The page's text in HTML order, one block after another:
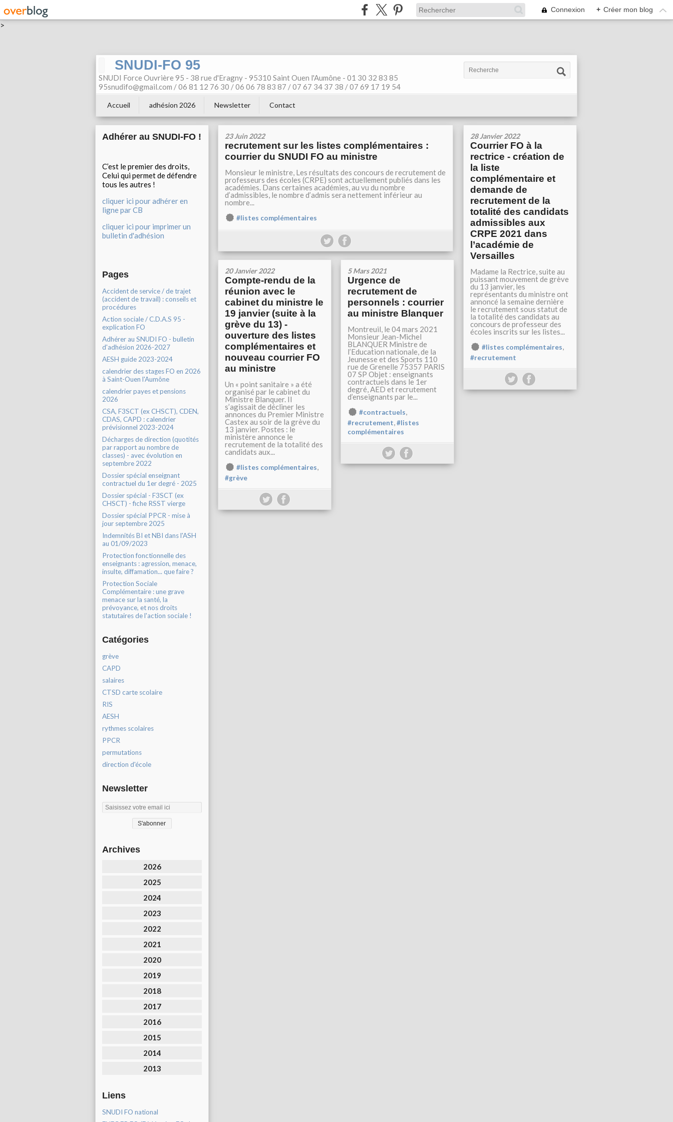
>
Connexion + Créer mon blog
SNUDI-FO 95
SNUDI Force Ouvrière 95 - 38 rue d'Eragny - 95310 Saint Ouen l'Aumône - 01 30 32 83 85
95snudifo@gmail.com / 06 81 12 76 30 / 06 06 78 83 87 / 07 67 34 37 38 / 07 69 17 19 54
Accueil adhésion 2026 Newsletter Contact
Adhérer au SNUDI-FO !
C’est le premier des droits,
Celui qui permet de défendre
tous les autres !
cliquer ici pour adhérer en
ligne par CB
cliquer ici pour imprimer un
bulletin d'adhésion
Pages
Accident de service / de trajet
(accident de travail) : conseils et
procédures
Action sociale / C.D.A.S 95 -
explication FO
Adhérer au SNUDI FO - bulletin
d'adhésion 2026-2027
AESH guide 2023-2024
calendrier des stages FO en 2026
à Saint-Ouen l'Aumône
calendrier payes et pensions
2026
CSA, F3SCT (ex CHSCT), CDEN,
CDAS, CAPD : calendrier
prévisionnel 2023-2024
Décharges de direction (quotités
par rapport au nombre de
classes) - avec évolution en
septembre 2022
Dossier spécial enseignant
contractuel du 1er degré - 2025
Dossier spécial - F3SCT (ex
CHSCT) - fiche RSST vierge
Dossier spécial PPCR - mise à
jour septembre 2025
Indemnités BI et NBI dans l'ASH
au 01/09/2023
Protection fonctionnelle des
enseignants : agression, menace,
insulte, diffamation... que faire ?
Protection Sociale
Complémentaire : une grave
menace sur la santé, la
prévoyance, et nos droits
statutaires de l'action sociale !
Catégories
grève
CAPD
salaires
CTSD carte scolaire
RIS
AESH
rythmes scolaires
PPCR
permutations
direction d'école
Newsletter
Archives
2026
2025
2024
2023
2022
2021
2020
2019
2018
2017
2016
2015
2014
2013
Liens
SNUDI FO national
23 Juin 2022
recrutement sur les listes complémentaires :
courrier du SNUDI FO au ministre
Monsieur le ministre, Les résultats des concours de recrutement de
professeurs des écoles (CRPE) sont actuellement publiés dans les
académies. Dans certaines académies, au vu du nombre
d’admissibles, le nombre d’admis sera nettement inférieur au
nombre...
#listes complémentaires
28 Janvier 2022
Courrier FO à la
rectrice - création de
la liste
complémentaire et
demande de
recrutement de la
totalité des candidats
admissibles aux
CRPE 2021 dans
l’académie de
Versailles
Madame la Rectrice, suite au
puissant mouvement de grève
du 13 janvier, les
représentants du ministre ont
annoncé la semaine dernière
le recrutement sous statut de
la totalité des candidats au
concours de professeur des
écoles inscrits sur les listes...
#listes complémentaires,
#recrutement
20 Janvier 2022
Compte-rendu de la
réunion avec le
cabinet du ministre le
19 janvier (suite à la
grève du 13) -
ouverture des listes
complémentaires et
nouveau courrier FO
au ministre
Un « point sanitaire » a été
organisé par le cabinet du
Ministre Blanquer. Il
s’agissait de décliner les
annonces du Premier Ministre
Castex au soir de la grève du
13 janvier. Postes : le
ministère annonce le
recrutement de la totalité des
candidats aux...
#listes complémentaires,
#grève
5 Mars 2021
Urgence de
recrutement de
personnels : courrier
au ministre Blanquer
Montreuil, le 04 mars 2021
Monsieur Jean-Michel
BLANQUER Ministre de
l’Education nationale, de la
Jeunesse et des Sports 110
rue de Grenelle 75357 PARIS
07 SP Objet : enseignants
contractuels dans le 1er
degré, AED et recrutement
d’enseignants par le...
#contractuels,
#recrutement,#listes
complémentaires